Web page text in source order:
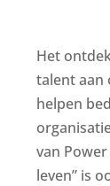
Het
talent aan
helpen
van
leven” is